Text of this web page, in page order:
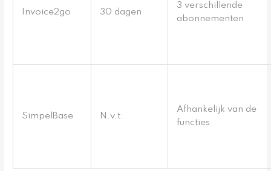
Invoice2go 30 dagen
3 verschillende
abonnementen
SimpelBase N.v.t.
Afhankelijk van de
functies